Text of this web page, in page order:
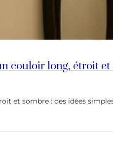
couloir long, étroit et
et sombre : des idées